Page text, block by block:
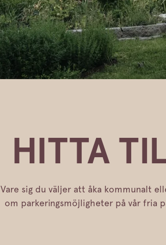
HITTA
Vare sig du väljer att åka kommunalt
om parkeringsmöjligheter på vår fria